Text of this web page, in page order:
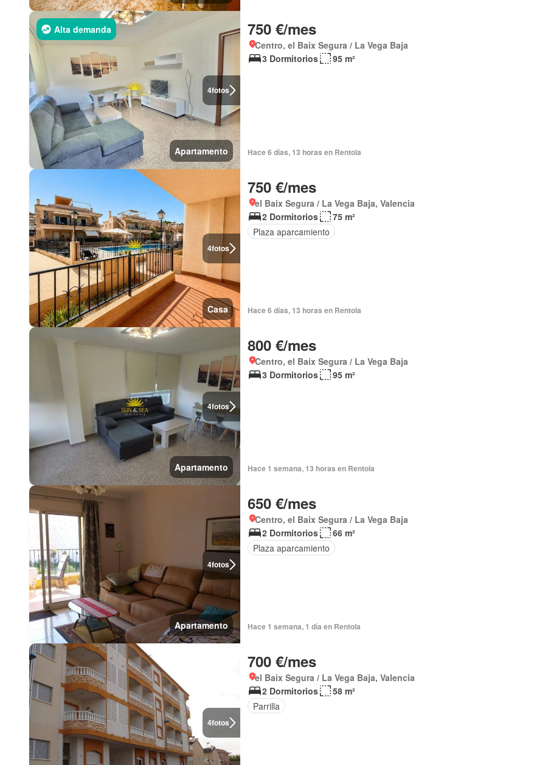
4fotos
Alta demanda
Apartamento
750 €/mes
Centro, el Baix Segura / La Vega Baja
3 Dormitorios
95 m²
Hace 6 días, 13 horas en Rentola
4fotos
Casa
750 €/mes
el Baix Segura / La Vega Baja, Valencia
2 Dormitorios
75 m²
Plaza aparcamiento
Hace 6 días, 13 horas en Rentola
4fotos
Apartamento
800 €/mes
Centro, el Baix Segura / La Vega Baja
3 Dormitorios
95 m²
Hace 1 semana, 13 horas en Rentola
4fotos
Apartamento
650 €/mes
Centro, el Baix Segura / La Vega Baja
2 Dormitorios
66 m²
Plaza aparcamiento
Hace 1 semana, 1 día en Rentola
4fotos
700 €/mes
el Baix Segura / La Vega Baja, Valencia
2 Dormitorios
58 m²
Parrilla